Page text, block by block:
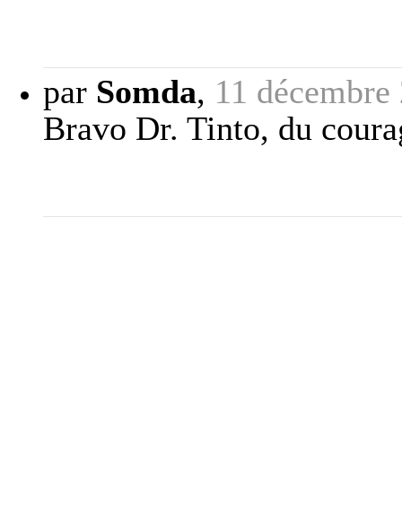
par Somda, 11
Bravo Dr. Tinto, du